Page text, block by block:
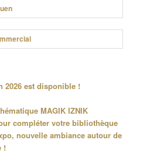
2026 est disponible !
MAGIK IZNIK
compléter votre bibliothèque
nouvelle ambiance autour de
!